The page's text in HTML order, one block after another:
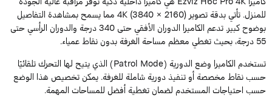
للمنزل. تأتي بدقة تصوير 4K (3840 × 2160) مما يسمح بمشاهدة التفاصيل
بوضوح كبير. تدعم الكاميرا الدوران الأفقي حتى 340 درجة والدوران الرأسي حتى
الغرفة بدون نقاط عمياء.
تستخدم الكاميرا وضع الدورية (Patrol Mode) الذي يتيح لها التحرك تلقائيًا
نقاط مخصصة أو تنفيذ دورية شاملة للغرفة. يمكن تخصيص هذا الوضع
احتياجات المستخدم لضمان تغطية أفضل للمساحات المهمة.